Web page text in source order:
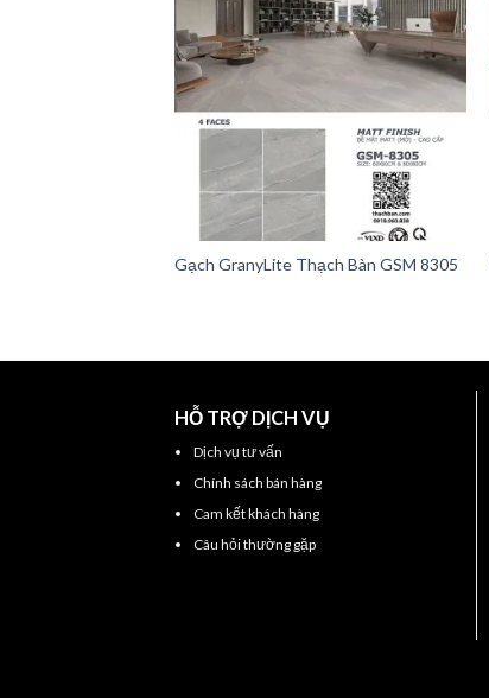
Gạch GranyLite Thạch Bàn GSM 8305
HỖ TRỢ DỊCH VỤ
Dịch vụ tư vấn
Chính sách bán hàng
Cam kết khách hàng
Câu hỏi thường gặp